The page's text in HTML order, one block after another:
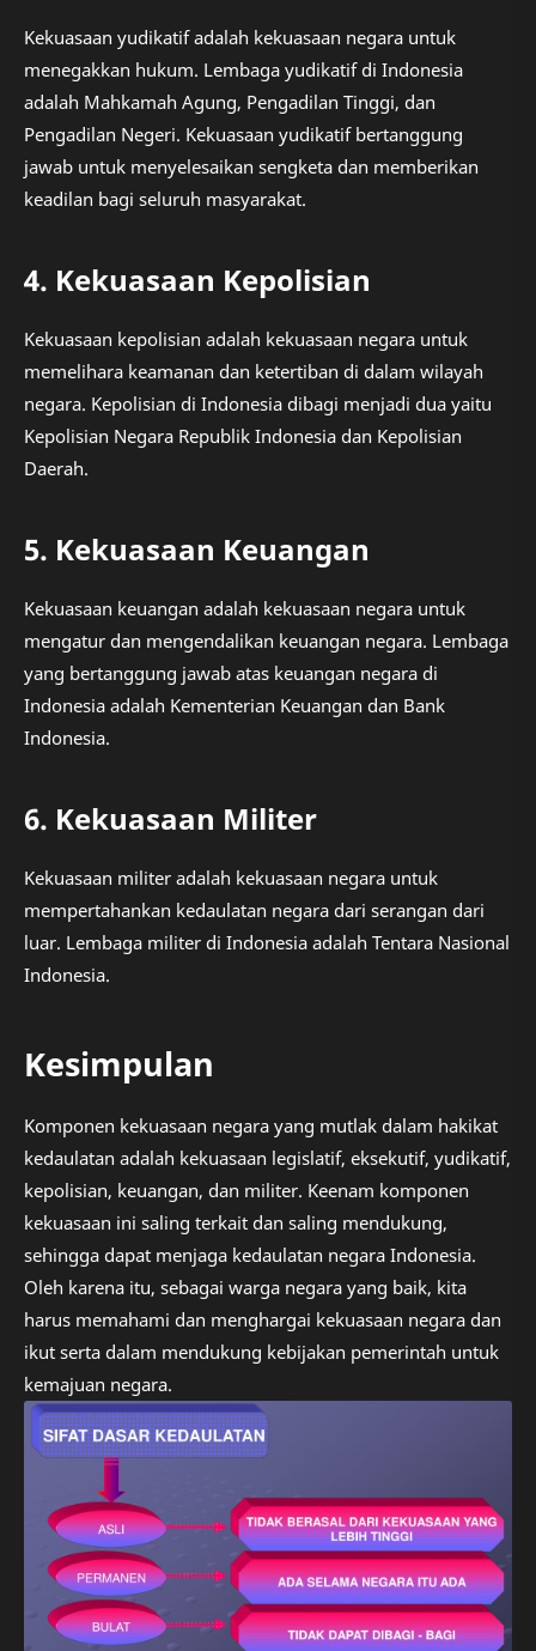
Kekuasaan yudikatif adalah kekuasaan negara untuk
menegakkan hukum. Lembaga yudikatif di Indonesia
adalah Mahkamah Agung, Pengadilan Tinggi, dan
Pengadilan Negeri. Kekuasaan yudikatif bertanggung
jawab untuk menyelesaikan sengketa dan memberikan
keadilan bagi seluruh masyarakat.
4. Kekuasaan Kepolisian
Kekuasaan kepolisian adalah kekuasaan negara untuk
memelihara keamanan dan ketertiban di dalam wilayah
negara. Kepolisian di Indonesia dibagi menjadi dua yaitu
Kepolisian Negara Republik Indonesia dan Kepolisian
Daerah.
5. Kekuasaan Keuangan
Kekuasaan keuangan adalah kekuasaan negara untuk
mengatur dan mengendalikan keuangan negara. Lembaga
yang bertanggung jawab atas keuangan negara di
Indonesia adalah Kementerian Keuangan dan Bank
Indonesia.
6. Kekuasaan Militer
Kekuasaan militer adalah kekuasaan negara untuk
mempertahankan kedaulatan negara dari serangan dari
luar. Lembaga militer di Indonesia adalah Tentara Nasional
Indonesia.
Kesimpulan
Komponen kekuasaan negara yang mutlak dalam hakikat
kedaulatan adalah kekuasaan legislatif, eksekutif, yudikatif,
kepolisian, keuangan, dan militer. Keenam komponen
kekuasaan ini saling terkait dan saling mendukung,
sehingga dapat menjaga kedaulatan negara Indonesia.
Oleh karena itu, sebagai warga negara yang baik, kita
harus memahami dan menghargai kekuasaan negara dan
ikut serta dalam mendukung kebijakan pemerintah untuk
kemajuan negara.